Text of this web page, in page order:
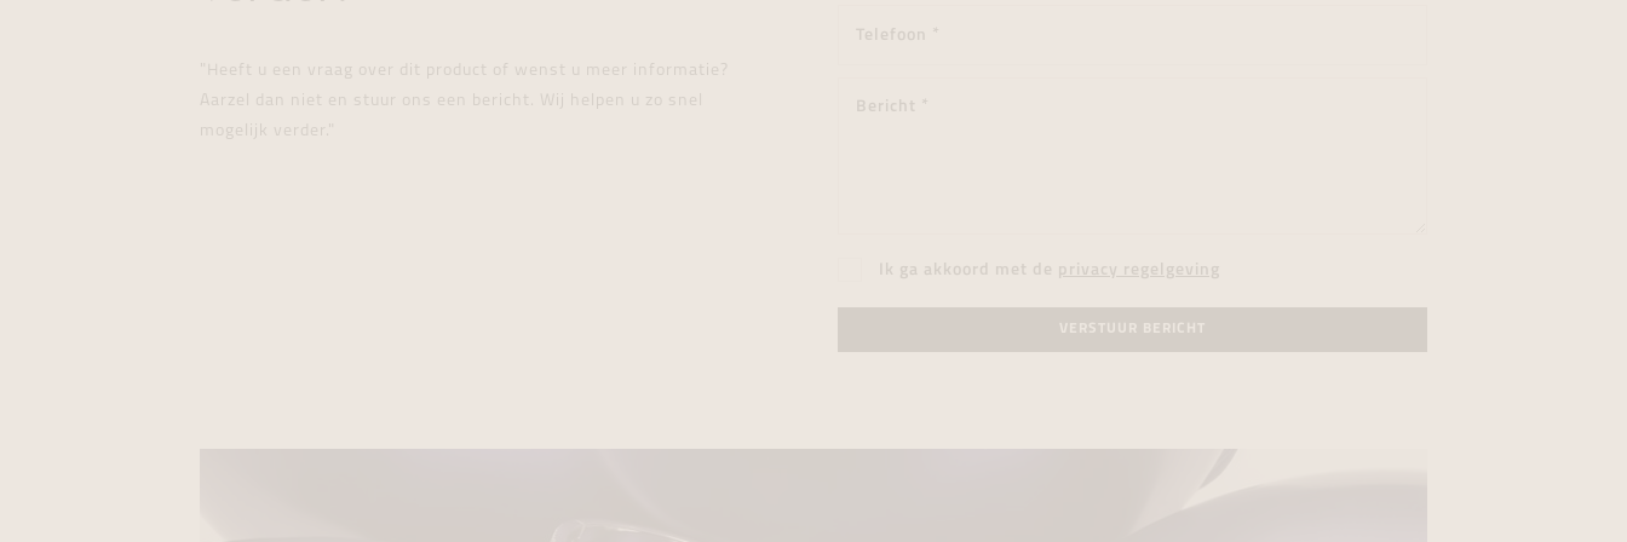
"Heeft u een vraag over dit product of wenst u meer informatie?
Aarzel dan niet en stuur ons een bericht. Wij helpen u zo snel
mogelijk verder."
Ik ga akkoord met de privacy regelgeving
VERSTUUR BERICHT